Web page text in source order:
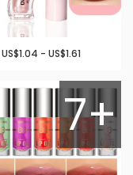
US$1.04 - US$1.61
7+